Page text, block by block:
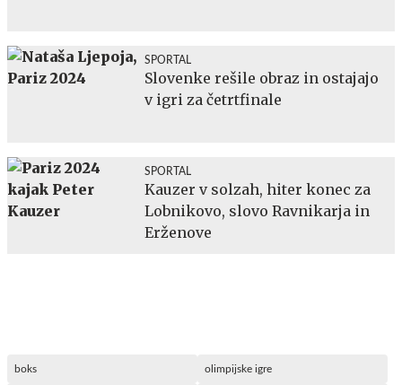
SPORTAL
Slovenke rešile obraz in ostajajo
v igri za četrtfinale
SPORTAL
Kauzer v solzah, hiter konec za
Lobnikovo, slovo Ravnikarja in
Erženove
boks olimpijske igre